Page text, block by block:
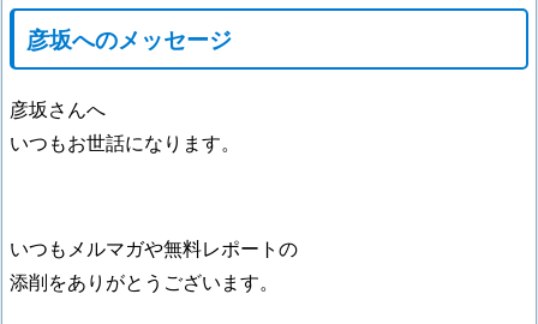
彦坂へのメッセージ
彦坂さんへ
いつもお世話になります。
いつもメルマガや無料レポートの
添削をありがとうございます。